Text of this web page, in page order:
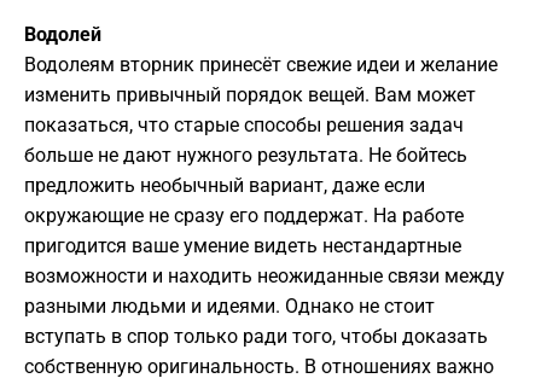
Водолей
Водолеям вторник принесёт свежие идеи и желание
изменить привычный порядок вещей. Вам может
показаться, что старые способы решения задач
больше не дают нужного результата. Не бойтесь
предложить необычный вариант, даже если
окружающие не сразу его поддержат. На работе
пригодится ваше умение видеть нестандартные
возможности и находить неожиданные связи между
разными людьми и идеями. Однако не стоит
вступать в спор только ради того, чтобы доказать
собственную оригинальность. В отношениях важно